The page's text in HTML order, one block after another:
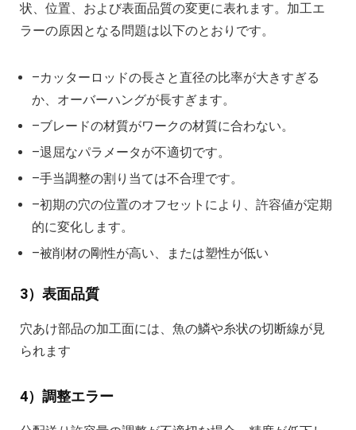
状、位置、および表面品質の変更に表れます。加工エ
ラーの原因となる問題は以下のとおりです。
–カッターロッドの長さと直径の比率が大きすぎる
か、オーバーハングが長すぎます。
–ブレードの材質がワークの材質に合わない。
–退屈なパラメータが不適切です。
–手当調整の割り当ては不合理です。
–初期の穴の位置のオフセットにより、許容値が定期
的に変化します。
–被削材の剛性が高い、または塑性が低い
3）表面品質
穴あけ部品の加工面には、魚の鱗や糸状の切断線が見
られます
4）調整エラー